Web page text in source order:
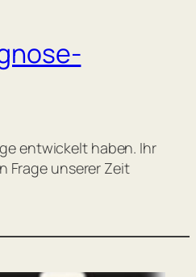
entwickelt haben. Ihr
Frage unserer Zeit